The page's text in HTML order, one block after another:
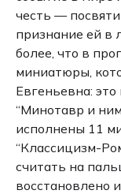
честь —
признание ей в
более, что в
миниатюры,
Евгеньевна: это
“Минотавр и
исполнены 11
“Классицизм-
считать на
восстановлено